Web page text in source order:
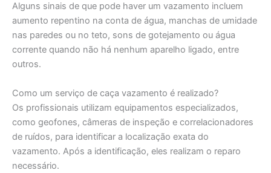
Alguns sinais de que pode haver um vazamento incluem
aumento repentino na conta de água, manchas de umidade
nas paredes ou no teto, sons de gotejamento ou água
corrente quando não há nenhum aparelho ligado, entre
outros.
Como um serviço de caça vazamento é realizado?
Os profissionais utilizam equipamentos especializados,
como geofones, câmeras de inspeção e correlacionadores
de ruídos, para identificar a localização exata do
vazamento. Após a identificação, eles realizam o reparo
necessário.